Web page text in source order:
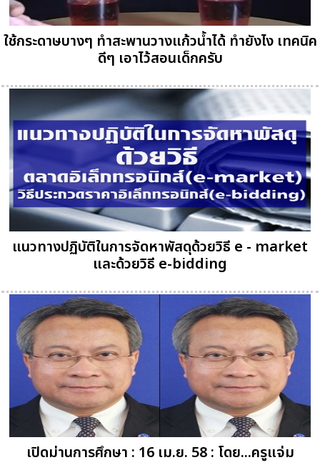
ใช้กระดาษบางๆ ทำสะพานวางแก้วน้ำได้ ทำยังไง เทคนิค
ดีๆ เอาไว้สอนเด็กครับ
แนวทางปฏิบัติในการจัดหาพัสดุด้วยวิธี e - market
และด้วยวิธี e-bidding
เปิดม่านการศึกษา : 16 เม.ย. 58 : โดย...ครูแจ่ม